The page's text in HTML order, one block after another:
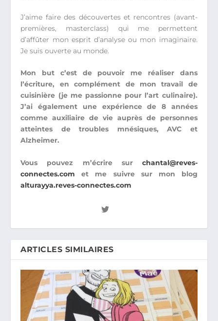
J’aime faire des découvertes et rencontres (avant-
premières, masterclass) qui me permettent
d’affûter mon esprit d’analyse ou mon imaginaire.
Je suis ouverte au monde.
Mon but c’est de pouvoir me réaliser dans
l’écriture, en complément de mon travail de
cuisinière (je me passionne pour l’art culinaire).
J’ai également une expérience de 8 années
comme auxiliaire de vie auprès de personnes
atteintes de troubles mnésiques, AVC et
Alzheimer.
Vous pouvez m’écrire sur chantal@reves-
connectes.com et me suivre sur mon blog
alturayya.reves-connectes.com
ARTICLES SIMILAIRES